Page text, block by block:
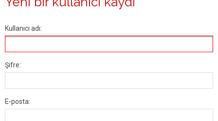
Kullanıcı adı:
Şifre:
E-posta: